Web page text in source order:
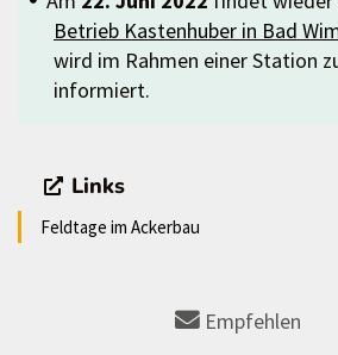
Betrieb Kastenhuber in Bad
wird im Rahmen einer Station
informiert.
Links
Feldtage im Ackerbau
Empfehlen